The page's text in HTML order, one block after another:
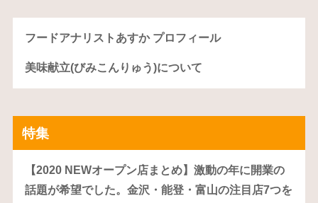
フードアナリストあすか プロフィール
美味献立(びみこんりゅう)について
特集
【2020 NEWオープン店まとめ】激動の年に開業の
話題が希望でした。金沢・能登・富山の注目店7つを